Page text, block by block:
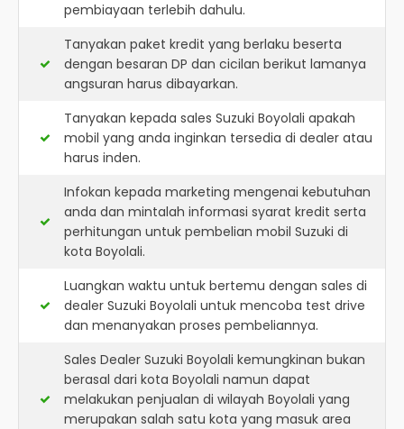
pembiayaan terlebih dahulu.
Tanyakan paket kredit yang berlaku beserta
dengan besaran DP dan cicilan berikut lamanya
angsuran harus dibayarkan.
Tanyakan kepada sales Suzuki Boyolali apakah
mobil yang anda inginkan tersedia di dealer atau
harus inden.
Infokan kepada marketing mengenai kebutuhan
anda dan mintalah informasi syarat kredit serta
perhitungan untuk pembelian mobil Suzuki di
kota Boyolali.
Luangkan waktu untuk bertemu dengan sales di
dealer Suzuki Boyolali untuk mencoba test drive
dan menanyakan proses pembeliannya.
Sales Dealer Suzuki Boyolali kemungkinan bukan
berasal dari kota Boyolali namun dapat
melakukan penjualan di wilayah Boyolali yang
merupakan salah satu kota yang masuk area